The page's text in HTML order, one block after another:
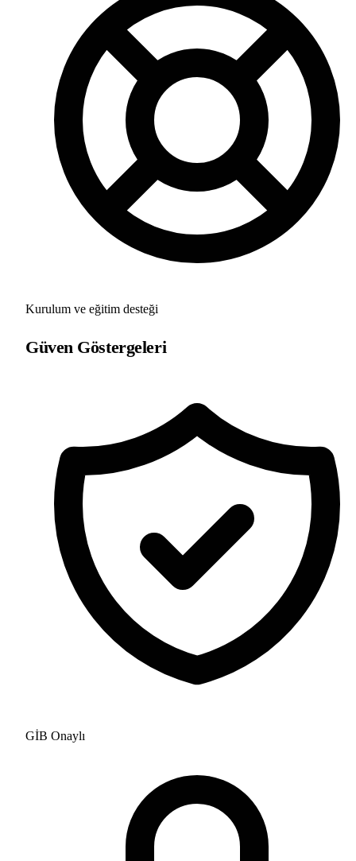
Kurulum ve eğitim desteği
Güven Göstergeleri
GİB Onaylı